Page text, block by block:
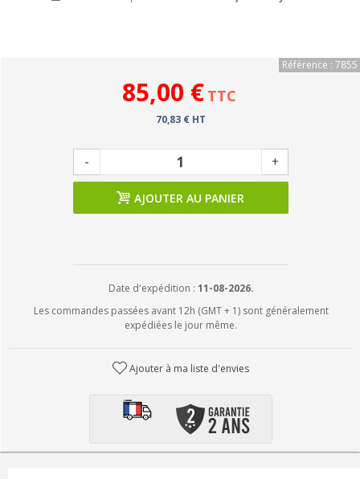
Référence : 7855
85,00 € TTC
70,83 € HT
- +
AJOUTER AU PANIER
Date d'expédition : 11-08-2026.
Les commandes passées avant 12h (GMT + 1) sont généralement
expédiées le jour même.
Ajouter à ma liste d'envies